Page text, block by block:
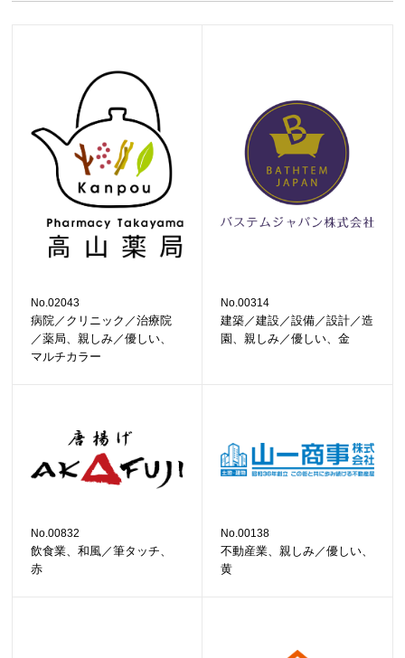
No.02043
病院／クリニック／治療院
／薬局、親しみ／優しい、
マルチカラー
No.00314
建築／建設／設備／設計／造
園、親しみ／優しい、金
No.00832
飲食業、和風／筆タッチ、
赤
No.00138
不動産業、親しみ／優しい、
黄